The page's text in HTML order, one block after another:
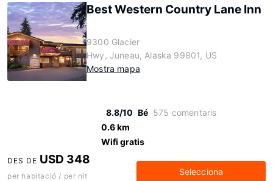
Best Western Country Lane Inn
9300 Glacier
Hwy, Juneau, Alaska 99801, US
Mostra mapa
8.8/10 Bé 575 comentaris
0.6 km
Wifi gratis
DES DE USD 348
per habitació / per nit Selecciona